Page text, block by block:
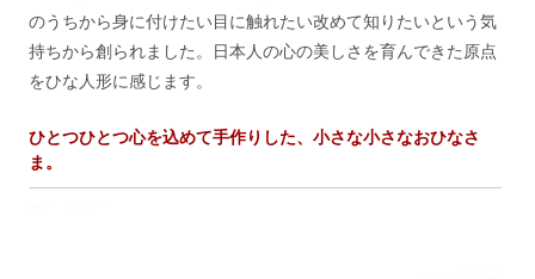
のうちから身に付けたい目に触れたい改めて知りたいという気
持ちから創られました。日本人の心の美しさを育んできた原点
をひな人形に感じます。
ひとつひとつ心を込めて手作りした、小さな小さなおひなさ
ま。